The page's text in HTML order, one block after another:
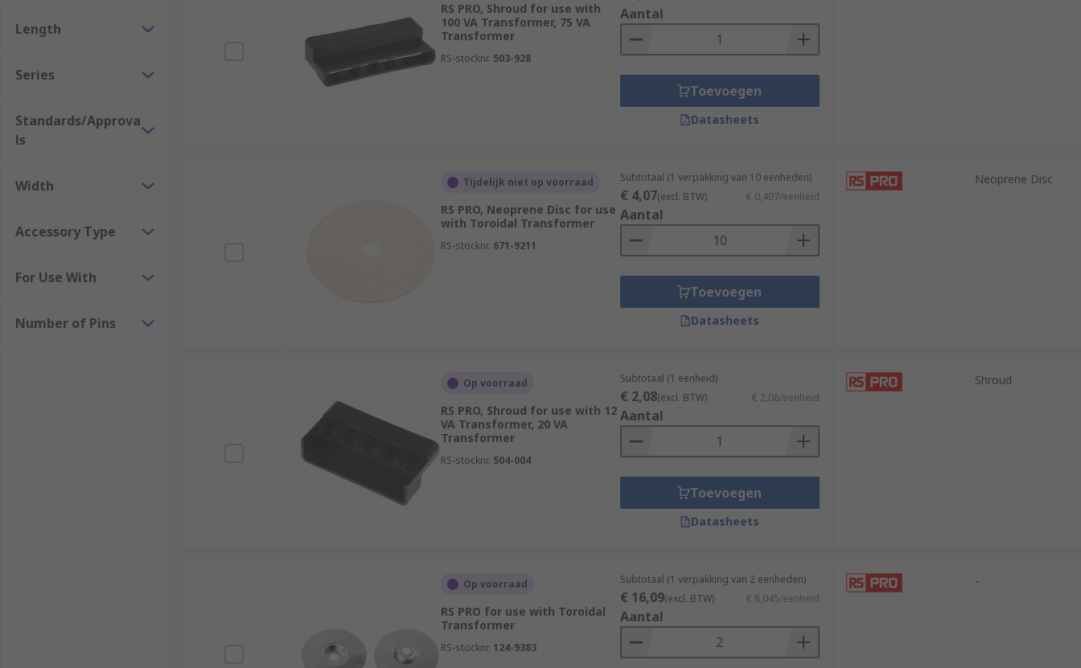
Length
Series
Standards/Approva
ls
Width
Accessory Type
For Use With
Number of Pins
RS PRO, Shroud for use with
100 VA Transformer, 75 VA
Transformer
RS-stocknr. 503-928
Aantal
Toevoegen
Datasheets
Tijdelijk niet op voorraad
RS PRO, Neoprene Disc for use
with Toroidal Transformer
RS-stocknr. 671-9211
Subtotaal (1 verpakking van 10 eenheden)
€ 4,07(excl. BTW) € 0,407/eenheid
Aantal
Toevoegen
Datasheets
Neoprene Disc
Op voorraad
RS PRO, Shroud for use with 12
VA Transformer, 20 VA
Transformer
RS-stocknr. 504-004
Subtotaal (1 eenheid)
€ 2,08(excl. BTW) € 2,08/eenheid
Aantal
Toevoegen
Datasheets
Shroud
Op voorraad
RS PRO for use with Toroidal
Transformer
RS-stocknr. 124-9383
Subtotaal (1 verpakking van 2 eenheden)
€ 16,09(excl. BTW) € 8,045/eenheid
Aantal
-